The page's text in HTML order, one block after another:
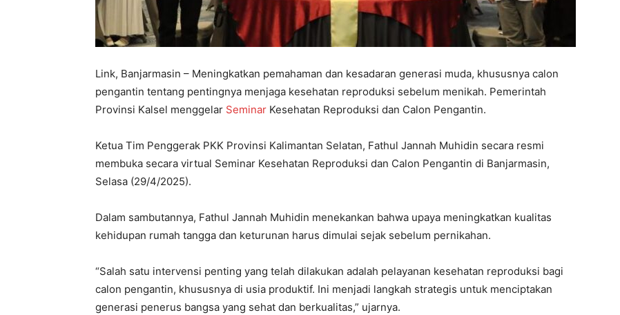
Link, Banjarmasin – Meningkatkan pemahaman dan kesadaran generasi muda, khususnya calon
pengantin tentang pentingnya menjaga kesehatan reproduksi sebelum menikah. Pemerintah
Provinsi Kalsel menggelar Seminar Kesehatan Reproduksi dan Calon Pengantin.
Ketua Tim Penggerak PKK Provinsi Kalimantan Selatan, Fathul Jannah Muhidin secara resmi
membuka secara virtual Seminar Kesehatan Reproduksi dan Calon Pengantin di Banjarmasin,
Selasa (29/4/2025).
Dalam sambutannya, Fathul Jannah Muhidin menekankan bahwa upaya meningkatkan kualitas
kehidupan rumah tangga dan keturunan harus dimulai sejak sebelum pernikahan.
“Salah satu intervensi penting yang telah dilakukan adalah pelayanan kesehatan reproduksi bagi
calon pengantin, khususnya di usia produktif. Ini menjadi langkah strategis untuk menciptakan
generasi penerus bangsa yang sehat dan berkualitas,” ujarnya.